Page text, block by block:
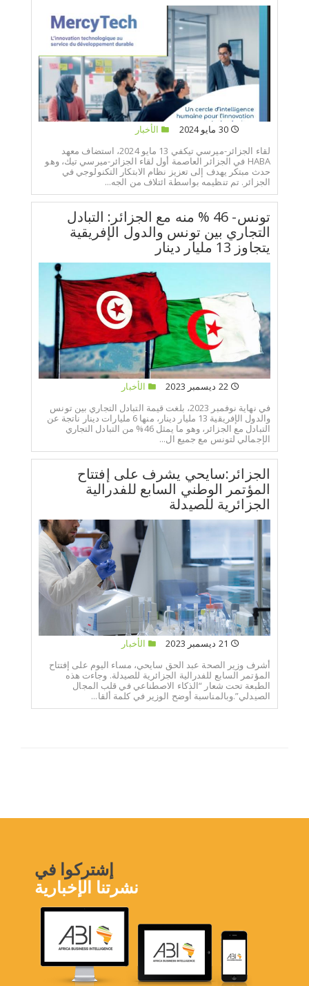
30 مايو 2024
الأخبار
لقاء الجزائر-ميرسي تيكفي 13 مايو 2024، استضاف معهد
HABA في الجزائر العاصمة أول لقاء الجزائر-ميرسي تيك، وهو
حدث مبتكر يهدف إلى تعزيز نظام الابتكار التكنولوجي في
الجزائر. تم تنظيمه بواسطة ائتلاف من الجه...
تونس- 46 % منه مع الجزائر: التبادل
التجاري بين تونس والدول الإفريقية
يتجاوز 13 مليار دينار
22 ديسمبر 2023
الأخبار
في نهاية نوفمبر 2023، بلغت قيمة التبادل التجاري بين تونس
والدول الإفريقية 13 مليار دينار، منها 6 مليارات دينار ناتجة عن
التبادل مع الجزائر، وهو ما يمثل 46% من التبادل التجاري
الإجمالي لتونس مع جميع ال...
الجزائر:سايحي يشرف على إفتتاح
المؤتمر الوطني السابع للفدرالية
الجزائرية للصيدلة
الأخبار
أشرف وزير الصحة عبد الحق سايحي، مساء اليوم على إفتتاح
المؤتمر السابع للفدرالية الجزائرية للصيدلة. وجاءت هذه
الطبعة تحت شعار “الذكاء الاصطناعي في قلب المجال
الصيدلي”.وبالمناسبة أوضح الوزير في كلمة ألقا...
إشتركوا في
نشرتنا الإخبارية